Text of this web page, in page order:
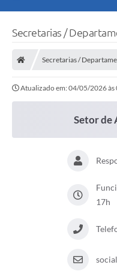
Secretarias /
Secretarias /
Atualizado em: 04/05/2026 às
Setor de
17h